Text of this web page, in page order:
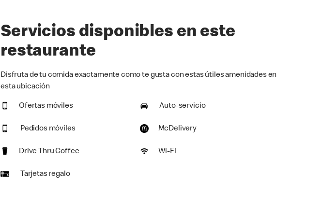
Servicios disponibles en este
restaurante
Disfruta de tu comida exactamente como te gusta con estas útiles amenidades en
esta ubicación
Ofertas móviles Auto-servicio
Pedidos móviles McDelivery
Drive Thru Coffee Wi-Fi
Tarjetas regalo